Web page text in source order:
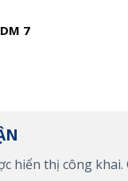
7
hiển thị công khai.